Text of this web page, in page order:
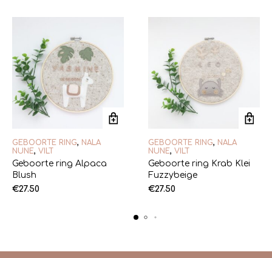
GEBOORTE RING, NALA
NUNE, VILT
Geboorte ring Alpaca
Blush
€27.50
GEBOORTE RING, NALA
NUNE, VILT
Geboorte ring Krab Klei
Fuzzybeige
€27.50